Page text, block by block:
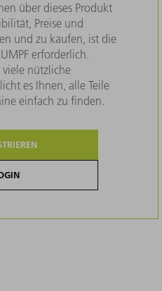
über dieses Produkt
Preise und
und zu kaufen, ist die
erforderlich.
nützliche
es Ihnen, alle Teile
einfach zu finden.